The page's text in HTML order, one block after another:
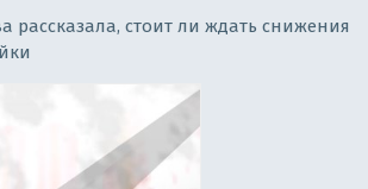
рассказала, стоит ли ждать снижения